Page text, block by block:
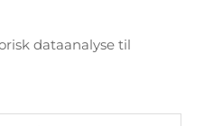
dataanalyse til